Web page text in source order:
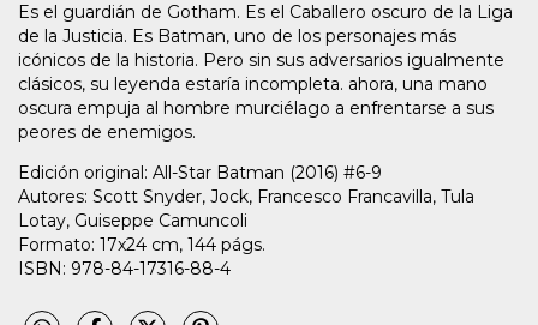
Es el guardián de Gotham. Es el Caballero oscuro de la Liga
de la Justicia. Es Batman, uno de los personajes más
icónicos de la historia. Pero sin sus adversarios igualmente
clásicos, su leyenda estaría incompleta. ahora, una mano
oscura empuja al hombre murciélago a enfrentarse a sus
peores de enemigos.
Edición original: All-Star Batman (2016) #6-9
Autores: Scott Snyder, Jock, Francesco Francavilla, Tula
Lotay, Guiseppe Camuncoli
Formato: 17x24 cm, 144 págs.
ISBN: 978-84-17316-88-4